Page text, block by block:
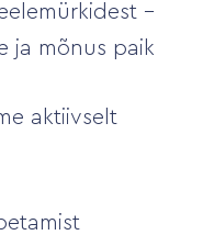
–
ja mõnus paik
aktiivselt